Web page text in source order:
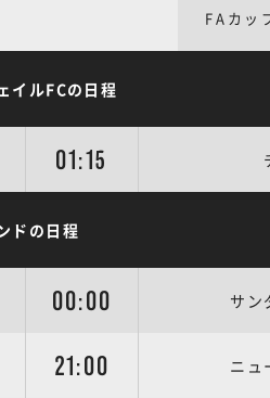
FAカッ
イルFCの日程
01:15
ドの日程
00:00 サン
21:00 ニュ